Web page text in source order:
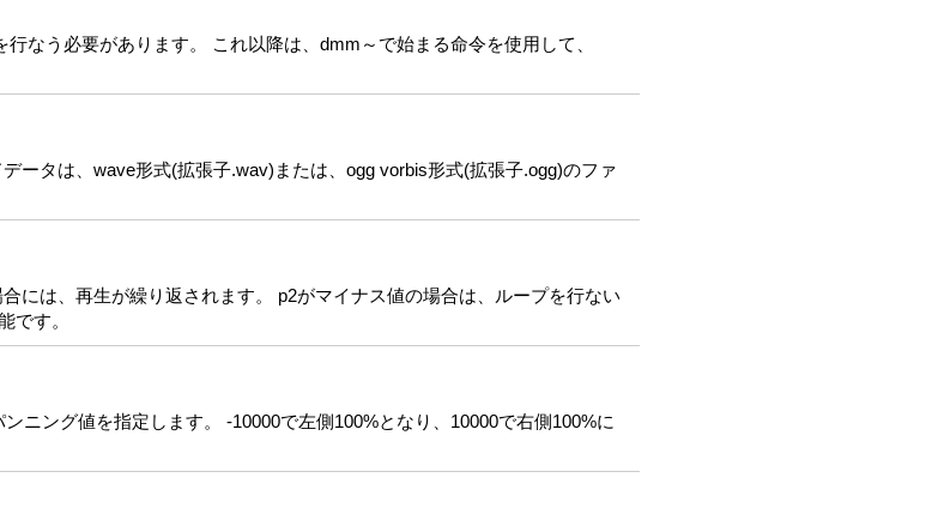
なう必要があります。 これ以降は、dmm～で始まる命令を使用して、
ータは、wave形式(拡張子.wav)または、ogg vorbis形式(拡張子.ogg)のファ
には、再生が繰り返されます。 p2がマイナス値の場合は、ループを行ない
です。
ニング値を指定します。 -10000で左側100%となり、10000で右側100%に